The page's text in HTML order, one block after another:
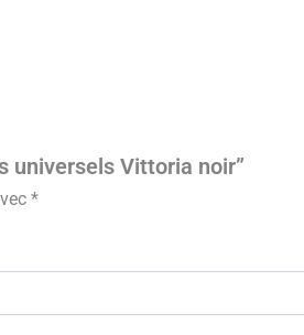
universels Vittoria noir”
*